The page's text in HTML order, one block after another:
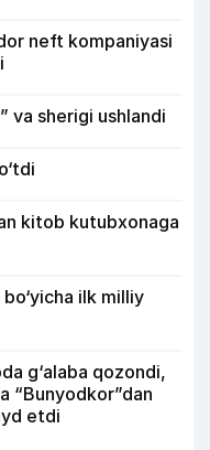
neft kompaniyasi
va sherigi ushlandi
kitob kutubxonaga
ilk milliy
g‘alaba qozondi,
“Bunyodkor”dan
etdi